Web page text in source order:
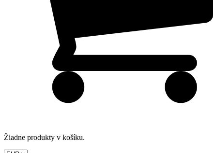
Žiadne produkty v košíku.